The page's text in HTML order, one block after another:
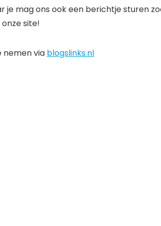
je mag ons ook een berichtje sturen
site!
nemen via blogslinks.nl